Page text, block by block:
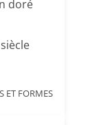
doré
ET FORMES